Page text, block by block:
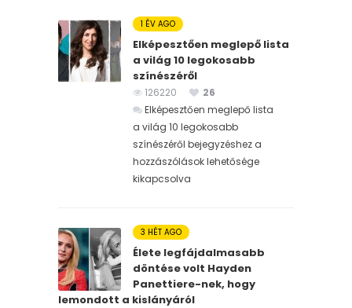
1 ÉV AGO
Elképesztően meglepő lista
a világ 10 legokosabb
színészéről
126220
26
Elképesztően meglepő lista
a világ 10 legokosabb
színészéről bejegyzéshez a
hozzászólások lehetősége
kikapcsolva
3 HÉT AGO
Élete legfájdalmasabb
döntése volt Hayden
Panettiere-nek, hogy
lemondott a kislányáról